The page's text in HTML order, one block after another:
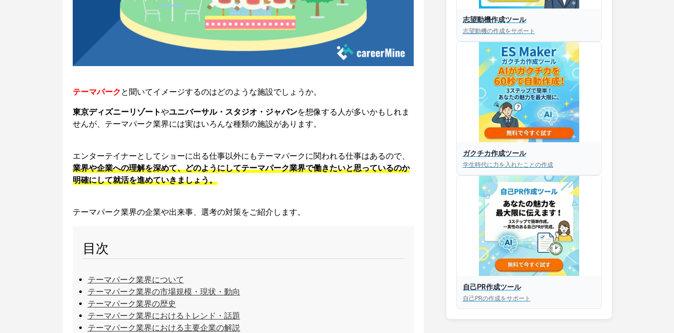
テーマパーク と聞いてイメージするのはどのような施設でしょうか。
東京ディズニーリゾートやユニバーサル・スタジオ・ジャパンを想像する人が多いかもしれま
せんが、テーマパーク業界には実はいろんな種類の施設があります。
エンターテイナーとしてショーに出る仕事以外にもテーマパークに関われる仕事はあるので、
業界や企業への理解を深めて、どのようにしてテーマパーク業界で働きたいと思っているのか
明確にして就活を進めていきましょう。
テーマパーク業界の企業や出来事、選考の対策をご紹介します。
目次
テーマパーク業界について
テーマパーク業界の市場規模・現状・動向
テーマパーク業界の歴史
テーマパーク業界におけるトレンド・話題
テーマパーク業界における主要企業の解説
志望動機作成ツール
志望動機の作成をサポート
ガクチカ作成ツール
学生時代に力を入れたことの作成
自己PR作成ツール
自己PRの作成をサポート